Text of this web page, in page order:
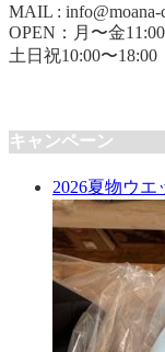
MAIL : info@moana-
OPEN：月〜金
土日祝10:00〜18:00
キャンペーン
2026夏物ウ